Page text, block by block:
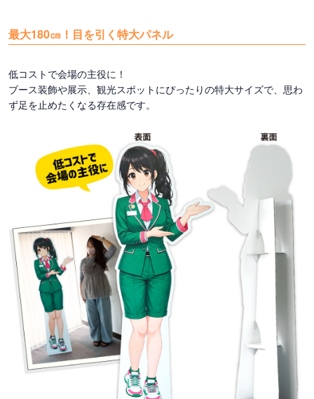
最大180㎝！目を引く特大パネル
低コストで会場の主役に！
ブース装飾や展示、観光スポットにぴったりの特大サイズで、思わ
ず足を止めたくなる存在感です。